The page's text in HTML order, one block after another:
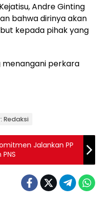
Andre Ginting
bahwa dirinya akan
kepada pihak yang
menangani perkara
Redaksi
Jalankan PP